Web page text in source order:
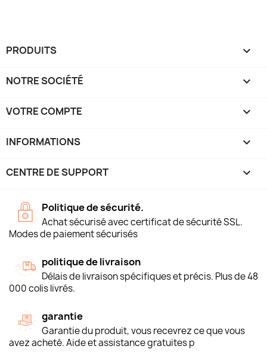
PRODUITS 
NOTRE SOCIÉTÉ 
VOTRE COMPTE 
INFORMATIONS keyboard_arrow_down
CENTRE DE SUPPORT 
Politique de sécurité.
Achat sécurisé avec certificat de sécurité SSL.
Modes de paiement sécurisés
politique de livraison
Délais de livraison spécifiques et précis. Plus de 48
000 colis livrés.
garantie
Garantie du produit, vous recevrez ce que vous
avez acheté. Aide et assistance gratuites p